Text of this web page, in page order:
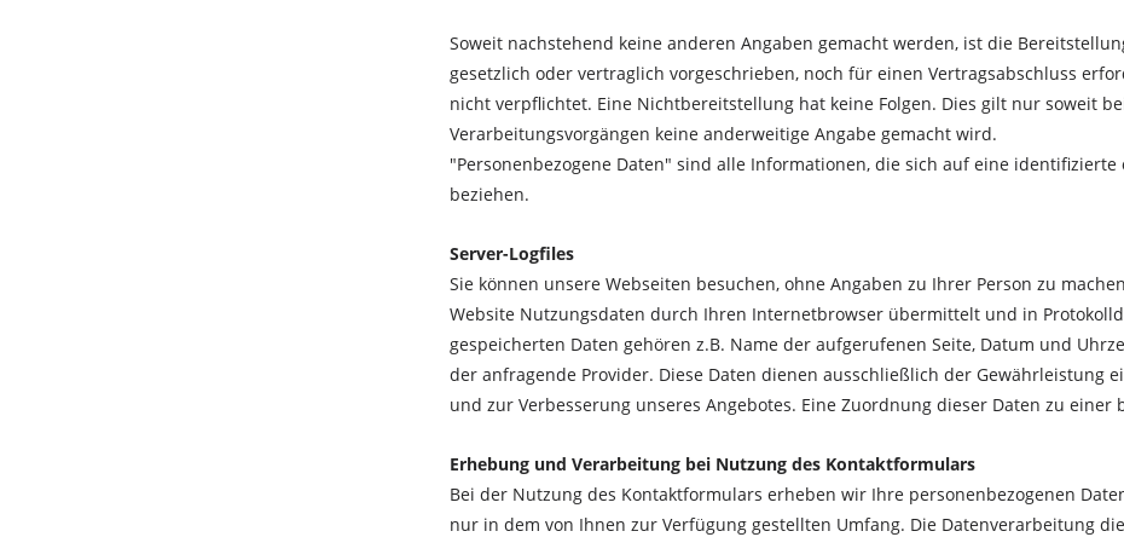
Soweit nachstehend keine anderen Angaben gemacht werden, ist die
gesetzlich oder vertraglich vorgeschrieben, noch für einen Vertragsabschluss
nicht verpflichtet. Eine Nichtbereitstellung hat keine Folgen. Dies gilt nur soweit
Verarbeitungsvorgängen keine anderweitige Angabe gemacht wird.
"Personenbezogene Daten" sind alle Informationen, die sich auf eine
beziehen.
Server-Logfiles
Sie können unsere Webseiten besuchen, ohne Angaben zu Ihrer Person zu
Website Nutzungsdaten durch Ihren Internetbrowser übermittelt und in
gespeicherten Daten gehören z.B. Name der aufgerufenen Seite, Datum und
der anfragende Provider. Diese Daten dienen ausschließlich der Gewährleistung
und zur Verbesserung unseres Angebotes. Eine Zuordnung dieser Daten zu
Erhebung und Verarbeitung bei Nutzung des Kontaktformulars
Bei der Nutzung des Kontaktformulars erheben wir Ihre personenbezogenen
nur in dem von Ihnen zur Verfügung gestellten Umfang. Die Datenverarbeitung